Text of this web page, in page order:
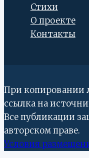
Стихи
О проекте
Контакты
При копировании
ссылка на
Все публикации
авторском праве.
Условия